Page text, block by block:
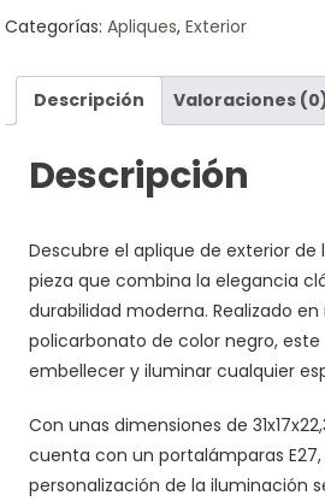
Categorías:Apliques,Exterior
Descripción Valoraciones
Descripción
Descubre el aplique de exterior de
pieza que combina la elegancia
durabilidad moderna. Realizado
policarbonato de color negro, este
embellecer y iluminar cualquier
Con unas dimensiones de
cuenta con un portalámparas
personalización de la iluminación